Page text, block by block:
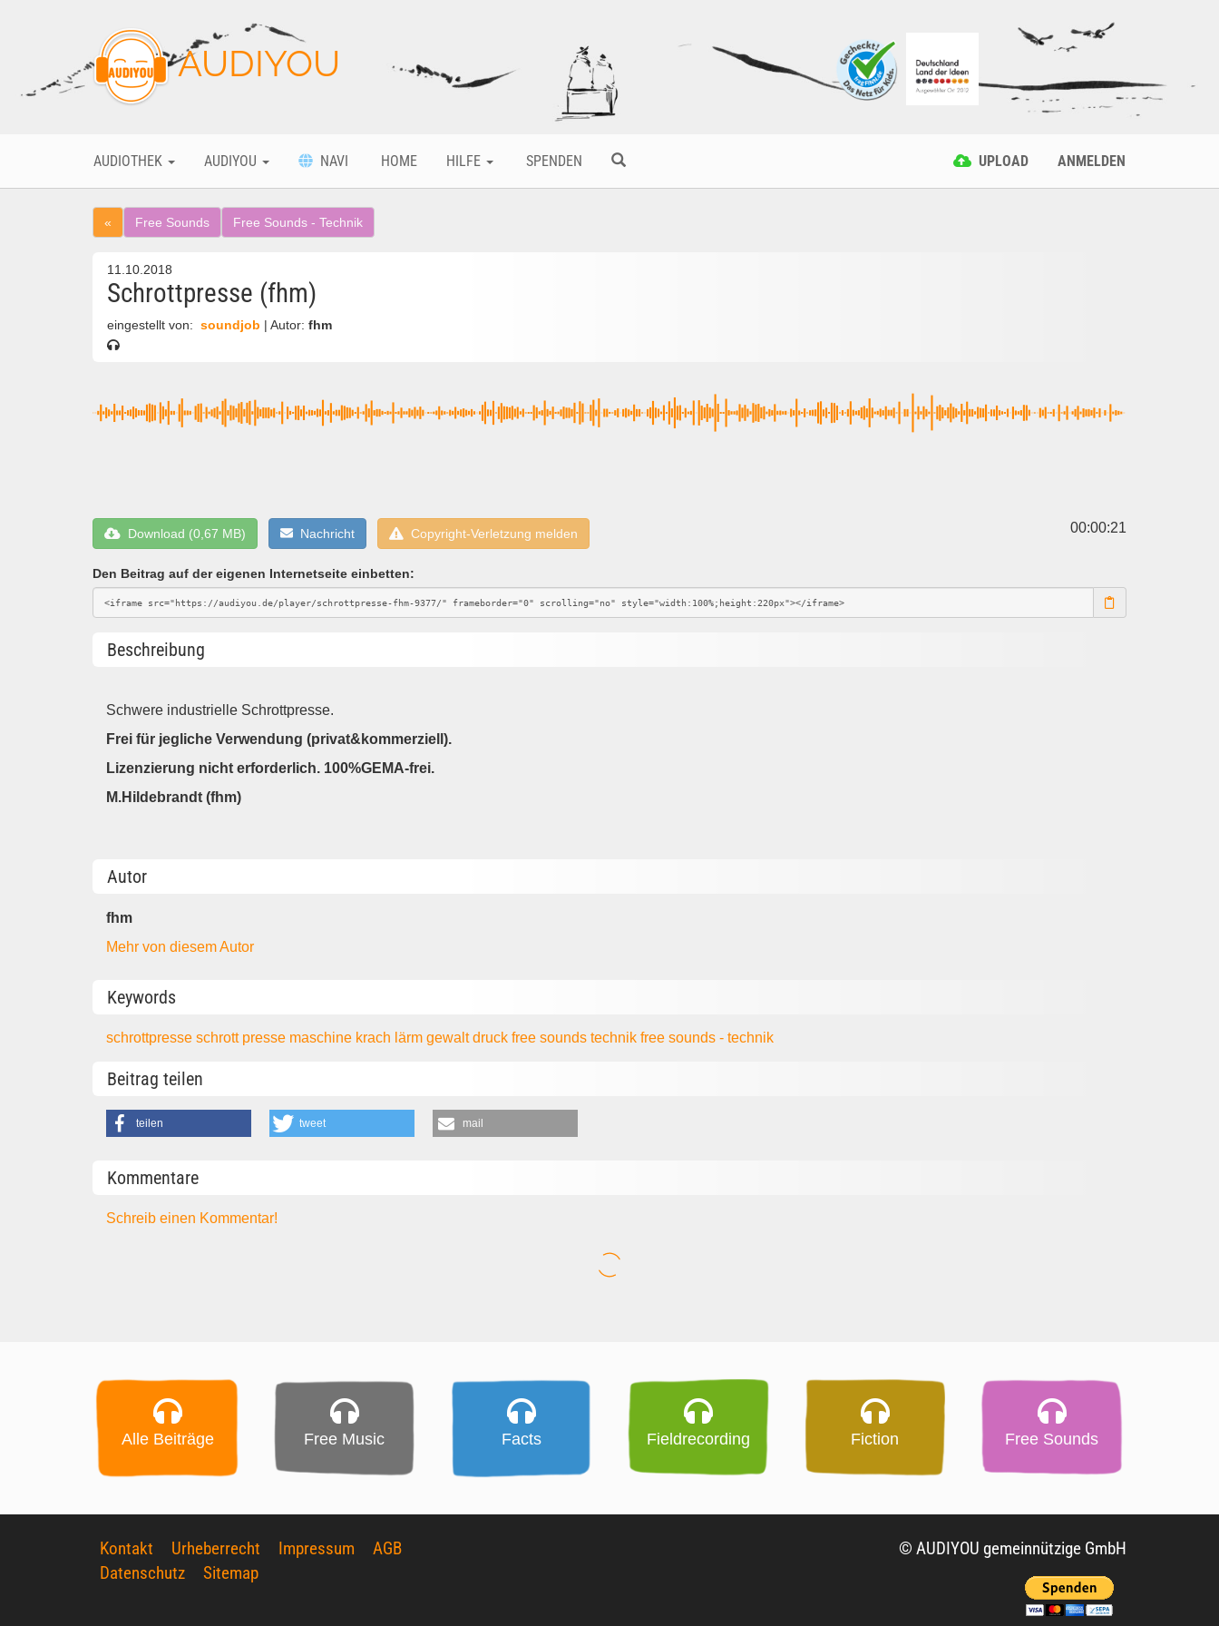
AUDIYOU
AUDIOTHEK AUDIYOU NAVI HOME HILFE SPENDEN UPLOAD ANMELDEN
« Free Sounds Free Sounds - Technik
11.10.2018
Schrottpresse (fhm)
eingestellt von: soundjob | Autor: fhm
Download (0,67 MB) Nachricht Copyright-Verletzung melden 00:00:21
Den Beitrag auf der eigenen Internetseite einbetten:
Beschreibung
Schwere industrielle Schrottpresse.
Frei für jegliche Verwendung (privat&kommerziell).
Lizenzierung nicht erforderlich. 100%GEMA-frei.
M.Hildebrandt (fhm)
Autor
fhm
Mehr von diesem Autor
Keywords
schrottpresseschrott presse maschine krach lärmgewaltdruckfree soundstechnikfree sounds - technik
Beitrag teilen
teilen tweet mail
Kommentare
Schreib einen Kommentar!
Alle Beiträge Free Music Facts Fieldrecording Fiction Free Sounds
Kontakt Urheberrecht Impressum
AGB
Datenschutz
Sitemap
© AUDIYOU gemeinnützige GmbH